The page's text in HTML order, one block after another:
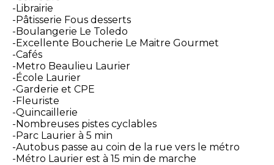
-Librairie
-Pâtisserie Fous desserts
-Boulangerie Le Toledo
-Excellente Boucherie Le Maitre Gourmet
-Cafés
-Metro Beaulieu Laurier
-École Laurier
-Garderie et CPE
-Fleuriste
-Quincaillerie
-Nombreuses pistes cyclables
-Parc Laurier à 5 min
-Autobus passe au coin de la rue vers le métro
-Métro Laurier est à 15 min de marche